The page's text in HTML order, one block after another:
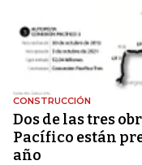
CONSTRUCCIÓN
Dos de las tres
Pacífico están
año